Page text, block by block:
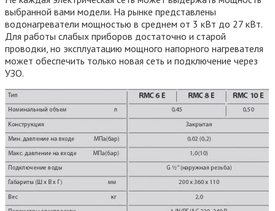
выбранной вами модели. На рынке представлены
водонагреватели мощностью в среднем от 3 кВт до 27 кВт.
Для работы слабых приборов достаточно и старой
проводки, но эксплуатацию мощного напорного нагревателя
может обеспечить только новая сеть и подключение через
УЗО.